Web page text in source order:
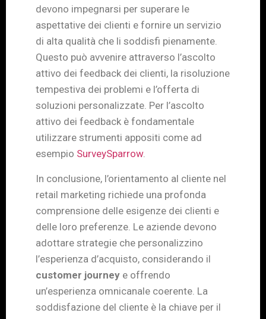
devono impegnarsi per superare le
aspettative dei clienti e fornire un servizio
di alta qualità che li soddisfi pienamente.
Questo può avvenire attraverso l’ascolto
attivo dei feedback dei clienti, la risoluzione
tempestiva dei problemi e l’offerta di
soluzioni personalizzate. Per l’ascolto
attivo dei feedback è fondamentale
utilizzare strumenti appositi come ad
esempio SurveySparrow.
In conclusione, l’orientamento al cliente nel
retail marketing richiede una profonda
comprensione delle esigenze dei clienti e
delle loro preferenze. Le aziende devono
adottare strategie che personalizzino
l’esperienza d’acquisto, considerando il
customer journey e offrendo
un’esperienza omnicanale coerente. La
soddisfazione del cliente è la chiave per il